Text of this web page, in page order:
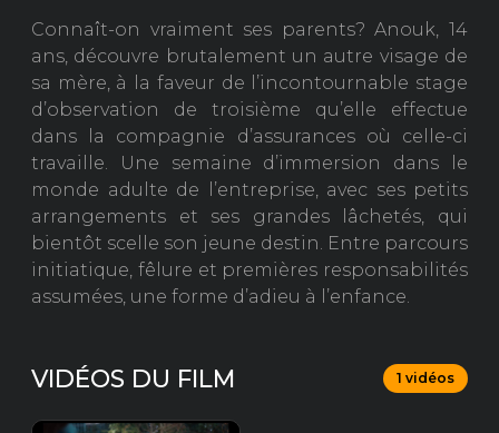
Connaît-on vraiment ses parents? Anouk, 14
ans, découvre brutalement un autre visage de
sa mère, à la faveur de l’incontournable stage
d’observation de troisième qu’elle effectue
dans la compagnie d’assurances où celle-ci
travaille. Une semaine d’immersion dans le
monde adulte de l’entreprise, avec ses petits
arrangements et ses grandes lâchetés, qui
bientôt scelle son jeune destin. Entre parcours
initiatique, fêlure et premières responsabilités
assumées, une forme d’adieu à l’enfance.
VIDÉOS DU FILM 1 vidéos